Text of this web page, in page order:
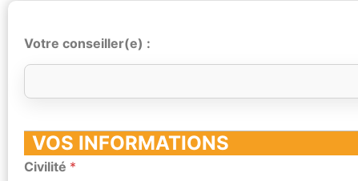
Votre conseiller(e) :
VOS INFORMATIONS
Civilité *